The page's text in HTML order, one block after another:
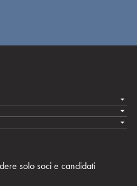
solo soci e candidati